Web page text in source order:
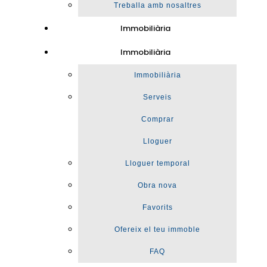
Treballa amb nosaltres
Immobiliària
Immobiliària
Immobiliària
Serveis
Comprar
Lloguer
Lloguer temporal
Obra nova
Favorits
Ofereix el teu immoble
FAQ